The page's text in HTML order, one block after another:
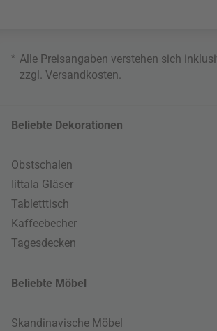
* Alle Preisangaben verstehen sich
zzgl. Versandkosten
Beliebte Dekorationen
Obstschalen
Iittala Gläser
Tabletttisch
Kaffeebecher
Tagesdecken
Beliebte Möbel
Skandinavische Möbel